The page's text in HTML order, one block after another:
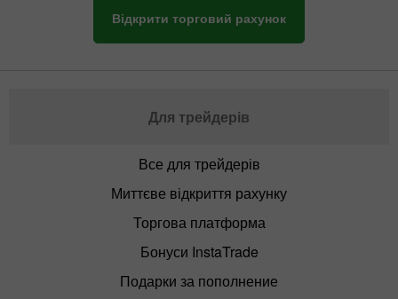
Відкрити торговий рахунок
Для трейдерів
Все для трейдерів
Миттєве відкриття рахунку
Торгова платформа
Бонуси InstaTrade
Подарки за пополнение